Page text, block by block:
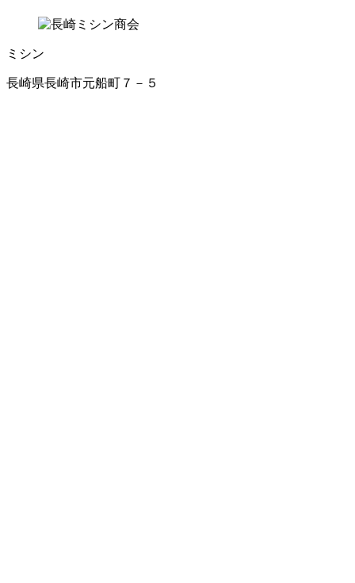
ミシン
長崎県長崎市元船町７－５